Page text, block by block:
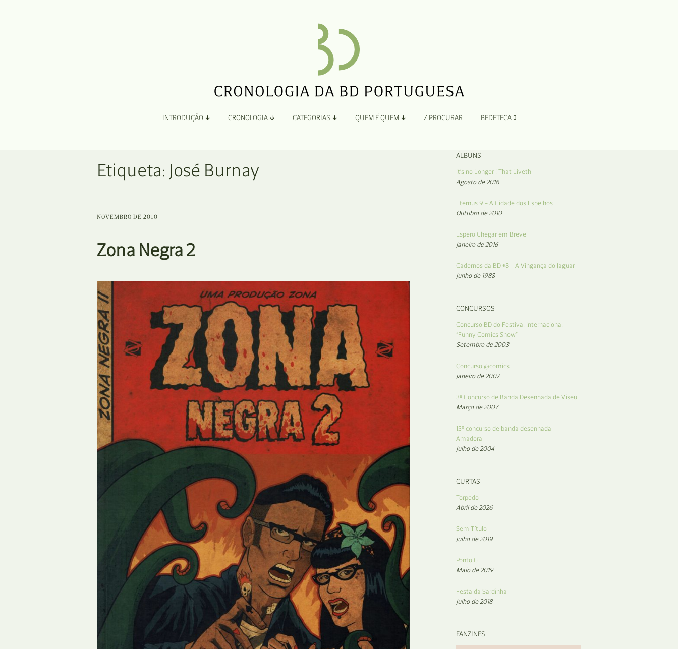
INTRODUÇÃO
Organização
CRONOLOGIA CATEGORIAS
Concursos
Curtas
Edição Digital
Edição Portuguesa
Exposições e Eventos
Fanzines
Festivais e Salões
Internacional
Estudos
Óbitos
Para BD
Publicação Original
Prémios
Programas e Catálogos
QUEM É QUEM / PROCURAR BEDETECA
Etiqueta: José Burnay
NOVEMBRO DE 2010
Zona Negra 2
ÁLBUNS
It’s no Longer I That Liveth
Agosto de 2016
Eternus 9 – A Cidade dos Espelhos
Outubro de 2010
Espero Chegar em Breve
Janeiro de 2016
Cadernos da BD #8 – A Vingança do Jaguar
Junho de 1988
CONCURSOS
Concurso BD do Festival Internacional
“Funny Comics Show”
Setembro de 2003
Concurso @comics
Janeiro de 2007
3º Concurso de Banda Desenhada de Viseu
Março de 2007
15º concurso de banda desenhada –
Amadora
Julho de 2004
CURTAS
Torpedo
Abril de 2026
Sem Título
Julho de 2019
Ponto G
Maio de 2019
Festa da Sardinha
Julho de 2018
FANZINES